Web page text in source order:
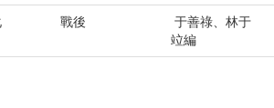
戰後
于善祿、林于
竝編